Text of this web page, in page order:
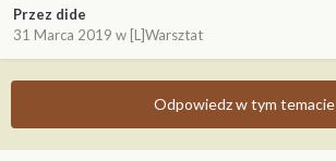
Przez dide
31 Marca 2019 w [L]Warsztat
Odpowiedz w tym temacie